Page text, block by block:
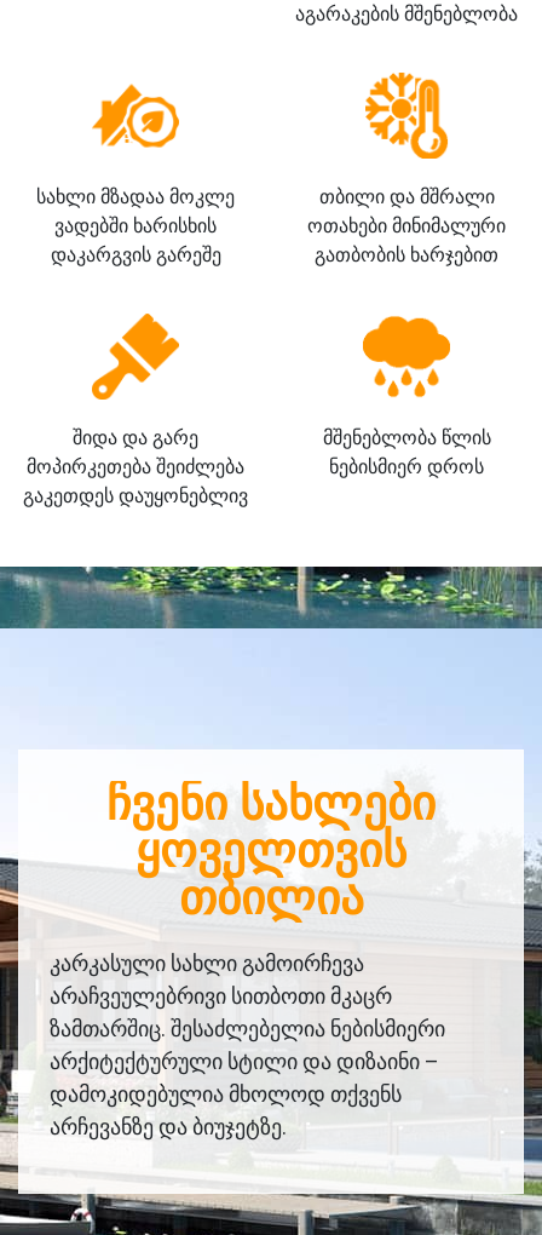
აგარაკების მშენებლობა
სახლი მზადაა მოკლე
ვადებში ხარისხის
დაკარგვის გარეშე
თბილი და მშრალი
ოთახები მინიმალური
გათბობის ხარჯებით
შიდა და გარე
მოპირკეთება შეიძლება
გაკეთდეს დაუყონებლივ
მშენებლობა წლის
ნებისმიერ დროს
ᲩᲕᲔᲜᲘ ᲡᲐᲮᲚᲔᲑᲘ
ᲧᲝᲕᲔᲚᲗᲕᲘᲡ
ᲗᲑᲘᲚᲘᲐ
კარკასული სახლი გამოირჩევა
არაჩვეულებრივი სითბოთი მკაცრ
ზამთარშიც. შესაძლებელია ნებისმიერი
არქიტექტურული სტილი და დიზაინი –
დამოკიდებულია მხოლოდ თქვენს
არჩევანზე და ბიუჯეტზე.